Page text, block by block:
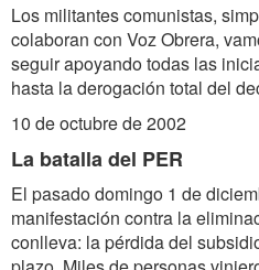
Los militantes comunistas,
colaboran con Voz Obrera,
seguir apoyando todas las
hasta la derogación total del
10 de octubre de 2002
La batalla del PER
El pasado domingo 1 de
manifestación contra la
conlleva: la pérdida del